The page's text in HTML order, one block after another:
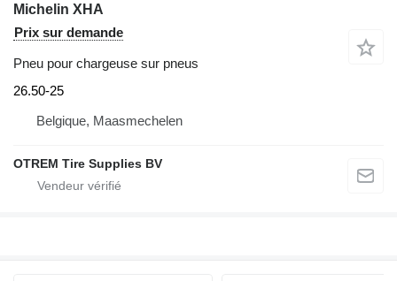
Michelin XHA
Prix sur demande
Pneu pour chargeuse sur pneus
26.50-25
Belgique, Maasmechelen
OTREM Tire Supplies BV